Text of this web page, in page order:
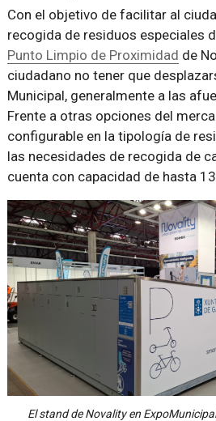
Con el objetivo de facilitar al
recogida de residuos especiales
Punto Limpio de Proximidad de
ciudadano no tener que
Municipal, generalmente a las
Frente a otras opciones del
configurable en la tipología de
las necesidades de recogida de
cuenta con capacidad de hasta
El stand de Novality en